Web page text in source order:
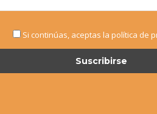
Si continúas, aceptas la política de